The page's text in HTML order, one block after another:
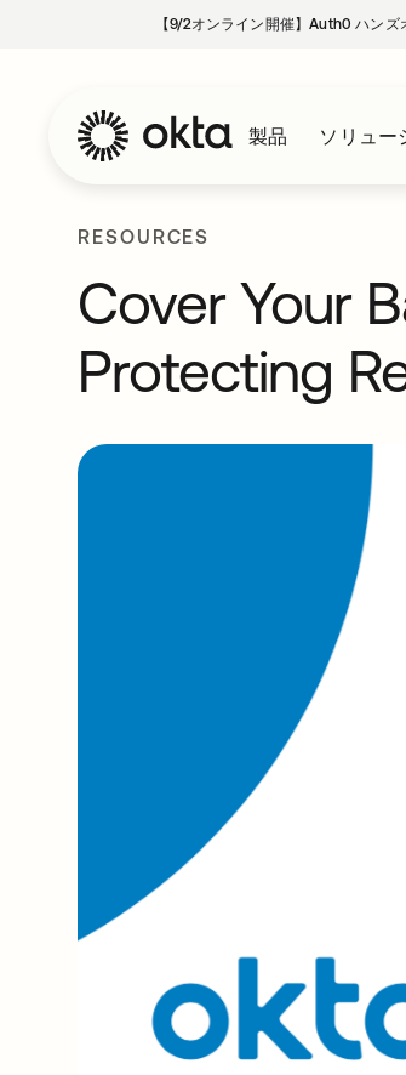
【9/2オンライン開催】Auth0 ハン
製品 ソリュー
RESOURCES
Cover Your
Protecting